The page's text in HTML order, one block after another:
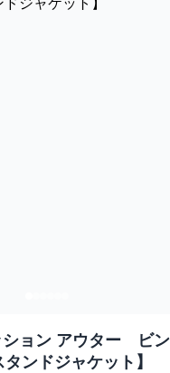
ション アウター ビ
ンドジャケット】